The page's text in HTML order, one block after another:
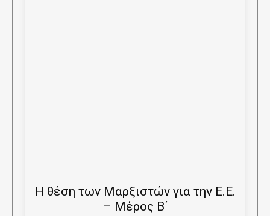
Η θέση των Μαρξιστών για την Ε.Ε.
– Μέρος Β΄